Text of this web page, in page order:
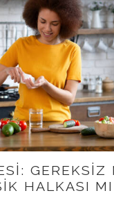
GEREKSIZ
HALKASI